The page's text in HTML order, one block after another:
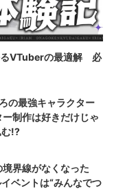
るVTuberの最適解 必
の最強キャラクター
制作は好きだけじゃ
む!?
界線がなくなった
ベントは“みんなでつ